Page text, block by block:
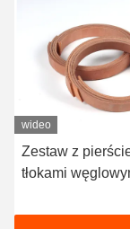
wideo
Wyroby z
poliestrowej